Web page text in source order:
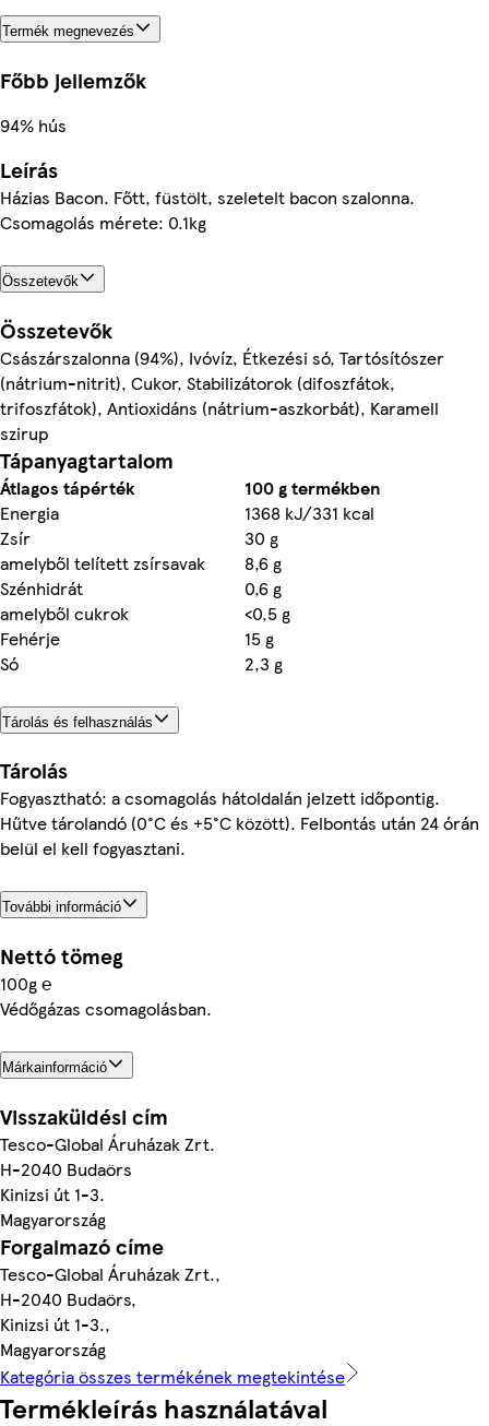
Termék megnevezés
Főbb jellemzők
94% hús
Leírás
Házias Bacon. Főtt, füstölt, szeletelt bacon szalonna.
Csomagolás mérete: 0.1kg
Összetevők
Összetevők
Császárszalonna (94%), Ivóvíz, Étkezési só, Tartósítószer
(nátrium-nitrit), Cukor, Stabilizátorok (difoszfátok,
trifoszfátok), Antioxidáns (nátrium-aszkorbát), Karamell
szirup
Tápanyagtartalom
Átlagos tápérték
100 g termékben
Energia
1368 kJ/331 kcal
Zsír
30 g
amelyből telített zsírsavak
8,6 g
Szénhidrát
0,6 g
amelyből cukrok
<0,5 g
Fehérje
15 g
Só
2,3 g
Tárolás és felhasználás
Tárolás
Fogyasztható: a csomagolás hátoldalán jelzett időpontig.
Hűtve tárolandó (0°C és +5°C között). Felbontás után 24 órán
belül el kell fogyasztani.
További információ
Nettó tömeg
100g ℮
Védőgázas csomagolásban.
Márkainformáció
Visszaküldési cím
Tesco-Global Áruházak Zrt.
H-2040 Budaörs
Kinizsi út 1-3.
Magyarország
Forgalmazó címe
Tesco-Global Áruházak Zrt.,
H-2040 Budaörs,
Kinizsi út 1-3.,
Magyarország
Kategória összes termékének megtekintése
Termékleírás használatával